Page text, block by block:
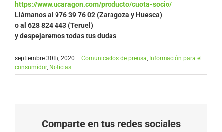
https://www.ucaragon.com/producto/cuota-socio/
Llámanos al 976 39 76 02 (Zaragoza y Huesca)
o al 628 824 443 (Teruel)
y despejaremos todas tus dudas
septiembre 30th, 2020 Comunicados de prensa, Información para el
consumidor, Noticias
Comparte en tus redes sociales